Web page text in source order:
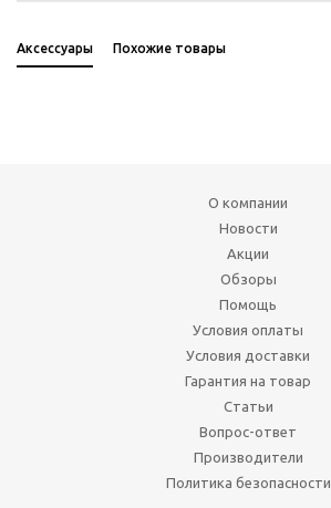
Аксессуары Похожие товары
О компании
Новости
Акции
Обзоры
Помощь
Условия оплаты
Условия доставки
Гарантия на товар
Статьи
Вопрос-ответ
Производители
Политика безопасности